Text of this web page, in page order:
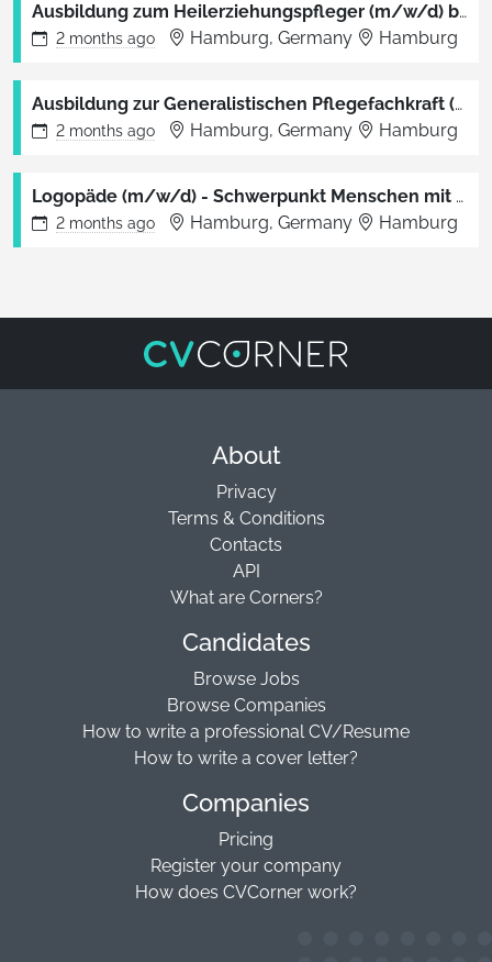
Ausbildung zum Heilerziehungspfleger (m/w/d) berufsbegleitend
2 months ago Hamburg, Germany Hamburg
Ausbildung zur Generalistischen Pflegefachkraft (m/w/d)
2 months ago Hamburg, Germany Hamburg
Logopäde (m/w/d) - Schwerpunkt Menschen mit Behinderung - Jahresgehalt EUR 48.550- 53.830
2 months ago Hamburg, Germany Hamburg
About
Privacy
Terms & Conditions
Contacts
API
What are Corners?
Candidates
Browse Jobs
Browse Companies
How to write a professional CV/Resume
How to write a cover letter?
Companies
Pricing
Register your company
How does CVCorner work?